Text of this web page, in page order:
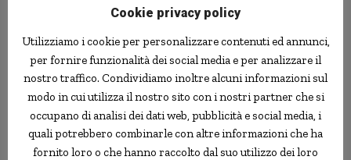
“Decidete voi quanto pagare”:
ristorante cinese perde 13.000
euro in una settimana
Cookie privacy policy
Utilizziamo i cookie per personalizzare contenuti ed annunci,
per fornire funzionalità dei social media e per analizzare il
nostro traffico. Condividiamo inoltre alcuni informazioni sul
modo in cui utilizza il nostro sito con i nostri partner che si
occupano di analisi dei dati web, pubblicità e social media, i
quali potrebbero combinarle con altre informazioni che ha
fornito loro o che hanno raccolto dal suo utilizzo dei loro